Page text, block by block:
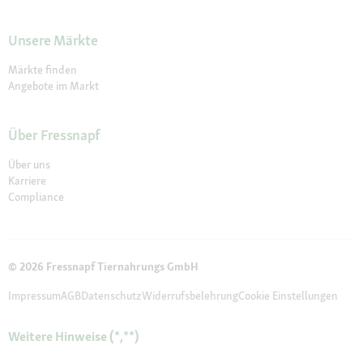
Unsere Märkte
Märkte finden
Angebote im Markt
Über Fressnapf
Über uns
Karriere
Compliance
© 2026 Fressnapf Tiernahrungs GmbH
ImpressumAGBDatenschutzWiderrufsbelehrungCookie Einstellungen
Weitere Hinweise (*,**)